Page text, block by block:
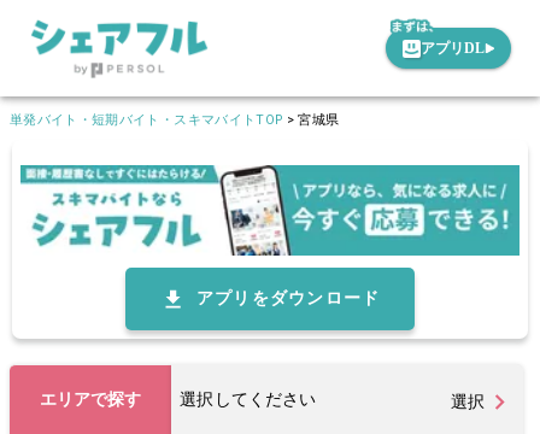
アプリDL
単発バイト・短期バイト・スキマバイトTOP >宮城県
アプリをダウンロード
エリアで探す 選択してください 選択